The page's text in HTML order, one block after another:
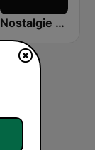
Nostalgie FM